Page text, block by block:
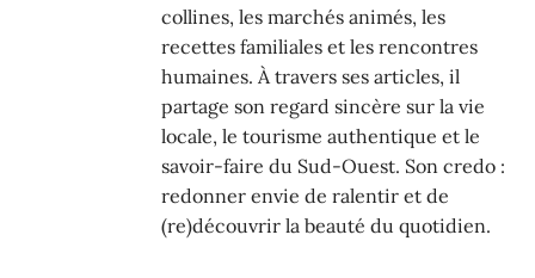
collines, les marchés animés, les
recettes familiales et les rencontres
humaines. À travers ses articles, il
partage son regard sincère sur la vie
locale, le tourisme authentique et le
savoir-faire du Sud-Ouest. Son credo :
redonner envie de ralentir et de
(re)découvrir la beauté du quotidien.